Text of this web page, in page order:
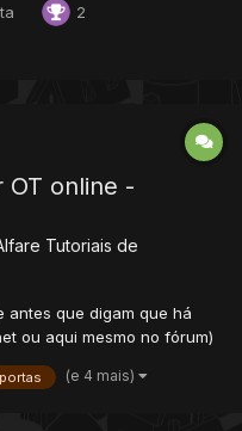
então que ensinam os
servidor on-line,...
2
OT online -
Tutoriais de
antes que digam que há
ou aqui mesmo no fórum)
De fato já conferi os mais
portas (e 4 mais)